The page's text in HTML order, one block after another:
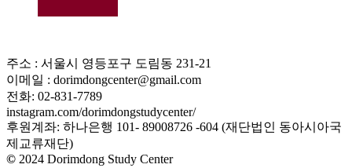
주소 : 서울시 영등포구 도림동 231-21
이메일 : dorimdongcenter@gmail.com
전화: 02-831-7789
instagram.com/dorimdongstudycenter/
후원계좌: 하나은행 101- 89008726 -604 (재단법인 동아시아국
제교류재단)
© 2024 Dorimdong Study Center